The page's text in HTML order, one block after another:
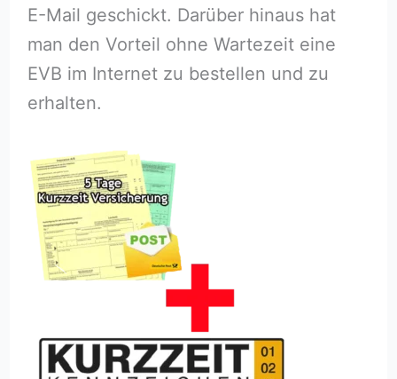
E-Mail geschickt. Darüber hinaus hat
man den Vorteil ohne Wartezeit eine
EVB im Internet zu bestellen und zu
erhalten.